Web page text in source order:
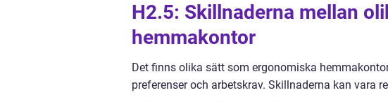
H2.5: Skillnaderna mellan
hemmakontor
Det finns olika sätt som ergonomiska
preferenser och arbetskrav. Skillnaderna kan vara